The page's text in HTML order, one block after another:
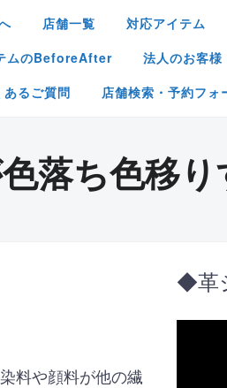
店舗一覧 対応アイテム
ムのBeforeAfter
法人のお客様
あるご質問
店舗検索・予約フォ
落ち色移
料や顔料が他の繊
◆革